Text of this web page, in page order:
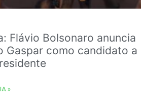
Flávio Bolsonaro anuncia
Gaspar como candidato a
»